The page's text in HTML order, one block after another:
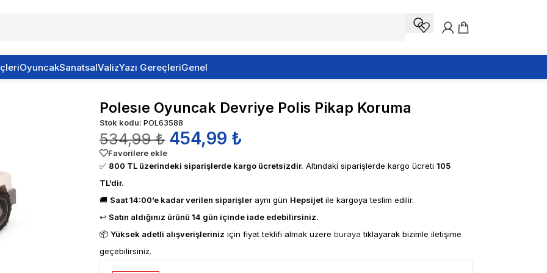
OyuncakSanatsalValizYazı GereçleriGenel
Polesıe Oyuncak Devriye Polis Pikap Koruma
Stok kodu: POL63588
534,99₺ 454,99 ₺
Favorilere ekle
✅ 800 TL üzerindeki siparişlerde kargo ücretsizdir. Altındaki siparişlerde kargo ücreti 105
TL’dir.
🚚 Saat 14:00’e kadar verilen siparişler aynı gün Hepsijetile kargoya teslim edilir.
↩️ Satın aldığınız ürünü 14 gün içinde iade edebilirsiniz.
📦 Yüksek adetli alışverişleriniz için fiyat teklifi almak üzere buraya tıklayarak bizimle iletişime
geçebilirsiniz.